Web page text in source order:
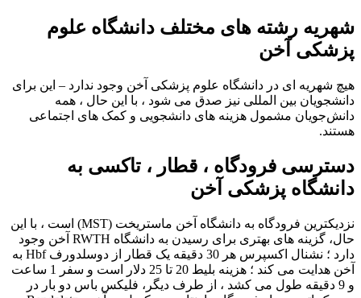
شهریه رشته های مختلف دانشگاه علوم
پزشکی آخن
هیچ شهریه ای در دانشگاه علوم پزشکی آخن وجود ندارد – این برای
دانشجویان بین المللی نیز صدق می شود ، با این حال ، همه
دانش‌جویان مشمول هزینه‌ های دانشجویی و کمک‌ های اجتماعی
هستند.
دسترسی فرودگاه ، قطار ، تاکسی به
دانشگاه پزشکی آخن
نزدیکترین فرودگاه به دانشگاه آخن ماستریخت (MST) است ، با این
حال، گزینه های بهتری برای رسیدن به دانشگاه RWTH آخن وجود
دارد ؛ نشنال اکسپرس هر 30 دقیقه یک قطار از دوسلدورف Hbf به
آخن هدایت می کند ؛ هزینه بلیط 20 تا 25 دلار است و سفر 1 ساعت
و 9 دقیقه طول می کشد ، از طرف دیگر، فلیکس باس دو بار در